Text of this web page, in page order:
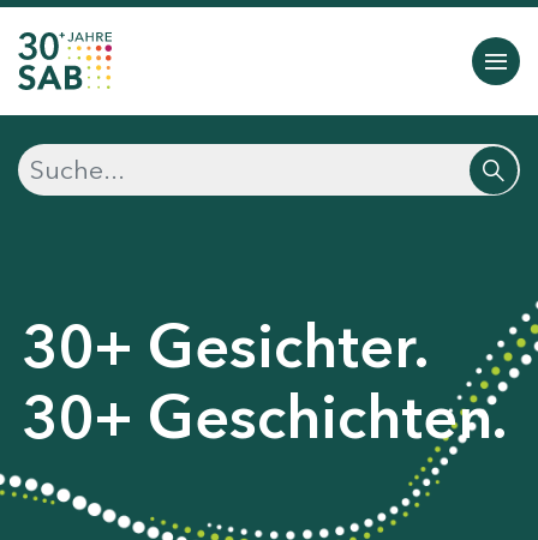
30+ Gesichter.
30+ Geschichten.